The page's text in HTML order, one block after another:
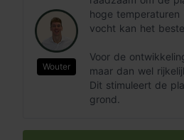
Wouter
hoge
vocht kan het
Voor de
maar dan wel
Dit stimuleert de
grond.